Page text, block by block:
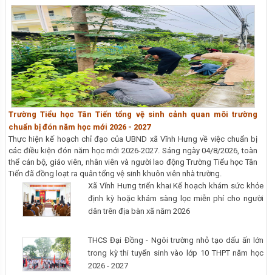
Trường Tiểu học Tân Tiến tổng vệ sinh cảnh quan môi trường
chuẩn bị đón năm học mới 2026 - 2027
Thực hiện kế hoạch chỉ đạo của UBND xã Vĩnh Hưng về việc chuẩn bị
các điều kiện đón năm học mới 2026-2027. Sáng ngày 04/8/2026, toàn
thể cán bộ, giáo viên, nhân viên và người lao động Trường Tiểu học Tân
Tiến đã đồng loạt ra quân tổng vệ sinh khuôn viên nhà trường.
Xã Vĩnh Hưng triển khai Kế hoạch khám sức khỏe
định kỳ hoặc khám sàng lọc miễn phí cho người
dân trên địa bàn xã năm 2026
THCS Đại Đồng - Ngôi trường nhỏ tạo dấu ấn lớn
trong kỳ thi tuyển sinh vào lớp 10 THPT năm học
2026 - 2027